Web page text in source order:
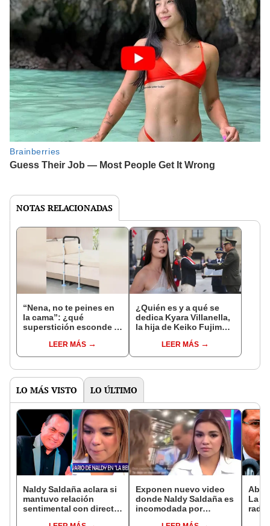
NOTAS RELACIONADAS
“Nena, no te peines en
la cama”: ¿qué
superstición esconde la
Enanitos Verdes?
LEER MÁS
¿Quién es y a qué se
dedica Kyara Villanella,
la hija de Keiko Fujimori
nivel nacional?
LEER MÁS
LO MÁS VISTO LO ÚLTIMO
Naldy Saldaña aclara si
mantuvo relación
sentimental con director
Exponen nuevo video
donde Naldy Saldaña es
incomodada por
La